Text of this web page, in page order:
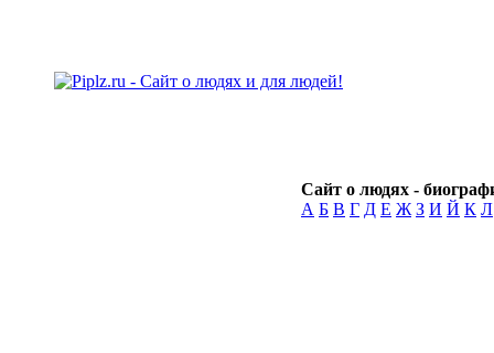
Сайт о людях -
А Б В Г Д Е Ж З И Й К Л